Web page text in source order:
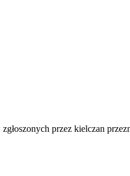
przez kielczan